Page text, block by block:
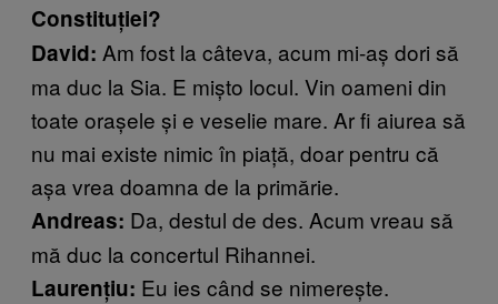
Constituţiei?
David: Am fost la câteva, acum mi-aş dori să
ma duc la Sia. E mișto locul. Vin oameni din
toate oraşele şi e veselie mare. Ar fi aiurea să
nu mai existe nimic în piață, doar pentru că
așa vrea doamna de la primărie.
Andreas: Da, destul de des. Acum vreau să
mă duc la concertul Rihannei.
Laurenţiu: Eu ies când se nimereşte.